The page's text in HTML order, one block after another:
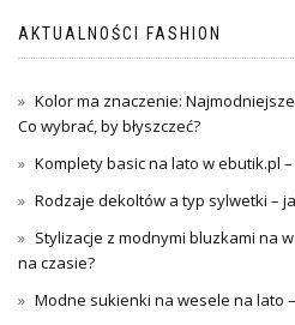
AKTUALNOŚCI FASHION
Kolor ma znaczenie:
Co wybrać, by błyszczeć?
Komplety basic na lato w ebutik.pl
Rodzaje dekoltów a typ sylwetki –
Stylizacje z modnymi bluzkami na
na czasie?
Modne sukienki na wesele na lato